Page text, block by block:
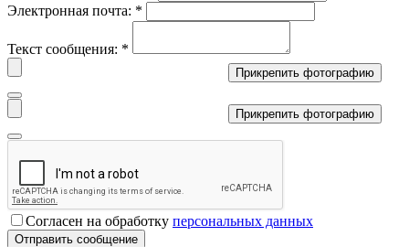
Электронная почта: *
Текст сообщения: *
Прикрепить фотографию
Прикрепить фотографию
Согласен на обработку персональных данных